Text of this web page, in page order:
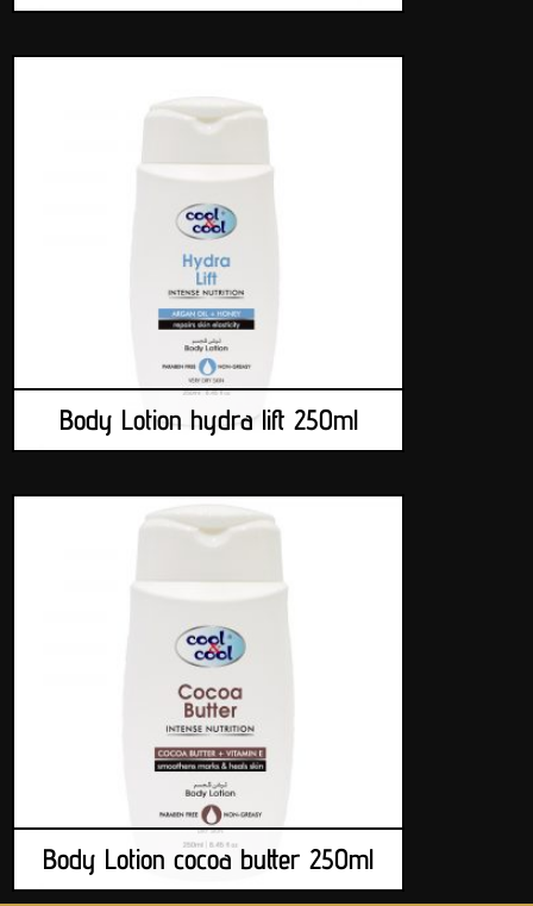
Body Lotion hydra lift 250ml
Body Lotion cocoa butter 250ml